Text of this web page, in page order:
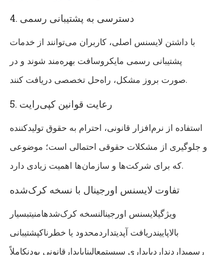
4. دسترسی به پشتیبانی رسمی
با داشتن لایسنس اصلی، کاربران می‌توانند از خدمات
پشتیبانی رسمی مایکروسافت بهره‌مند شوند و در
صورت بروز مشکل، راه‌حل تخصصی دریافت کنند.
5. رعایت قوانین کپی‌رایت
استفاده از نرم‌افزار قانونی، احترام به حقوق تولیدکننده
و جلوگیری از مشکلات حقوقی احتمالی است؛ موضوعی
که برای شرکت‌ها و سازمان‌ها اهمیت زیادی دارد.
تفاوت لایسنس اورجینال با نسخه کرک‌شده
ویژگیلایسنس اورجینالنسخه کرک‌شدهامنیتبسیار
بالاپاییندریافت آپدیتداردمحدود یا خطرناکپشتیبانی
رسمیداردنداردپایداری سیستمعالیناپایدارقانونی بودنکاملاً